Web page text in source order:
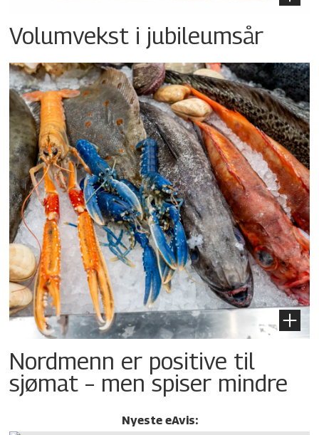
Volumvekst i jubileumsår
Nordmenn er positive til
sjømat – men spiser mindre
Nyeste eAvis: